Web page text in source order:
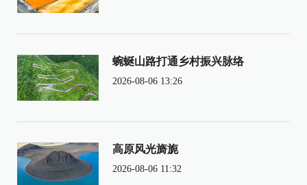
蜿蜒山路打通乡村振兴脉络
2026-08-06 13:26
高原风光旖旎
2026-08-06 11:32